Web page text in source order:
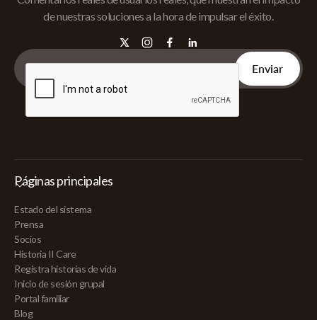
de nuestras soluciones a la hora de impulsar el éxito.
Páginas principales
Estado del sistema
Prensa
Socios
Historia II Care
Registra historias de vida
Inicio de sesión grupal
Portal familiar
Blog